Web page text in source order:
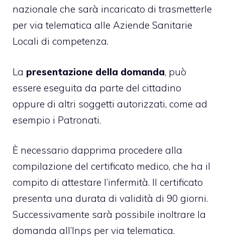
nazionale che sarà incaricato di trasmetterle
per via telematica alle Aziende Sanitarie
Locali di competenza.
La presentazione della domanda, può
essere eseguita da parte del cittadino
oppure di altri soggetti autorizzati, come ad
esempio i Patronati.
È necessario dapprima procedere alla
compilazione del certificato medico, che ha il
compito di attestare l’infermità. Il certificato
presenta una durata di validità di 90 giorni.
Successivamente sarà possibile inoltrare la
domanda all’Inps per via telematica.